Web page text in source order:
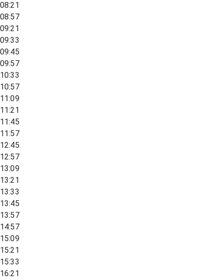
08:21
08:57
09:21
09:33
09:45
09:57
10:33
10:57
11:09
11:21
11:45
11:57
12:45
12:57
13:09
13:21
13:33
13:45
13:57
14:57
15:09
15:21
15:33
16:21